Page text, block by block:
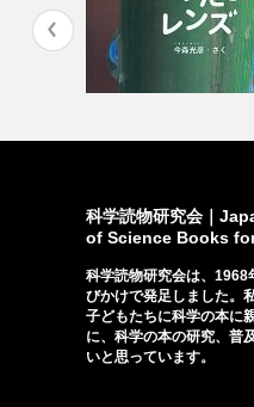
店、2008…
科学読物研究会｜
of Science Books
科学読物研究会は、1968
びかけで発足しました。
子どもたちに科学の本に
に、科学の本の研究、普
いと思っています。